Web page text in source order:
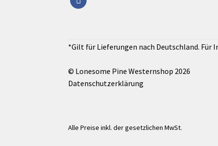
© Lonesome Pine Westernshop 2026
Datenschutzerklärung
Alle Preise inkl. der gesetzlichen MwSt.